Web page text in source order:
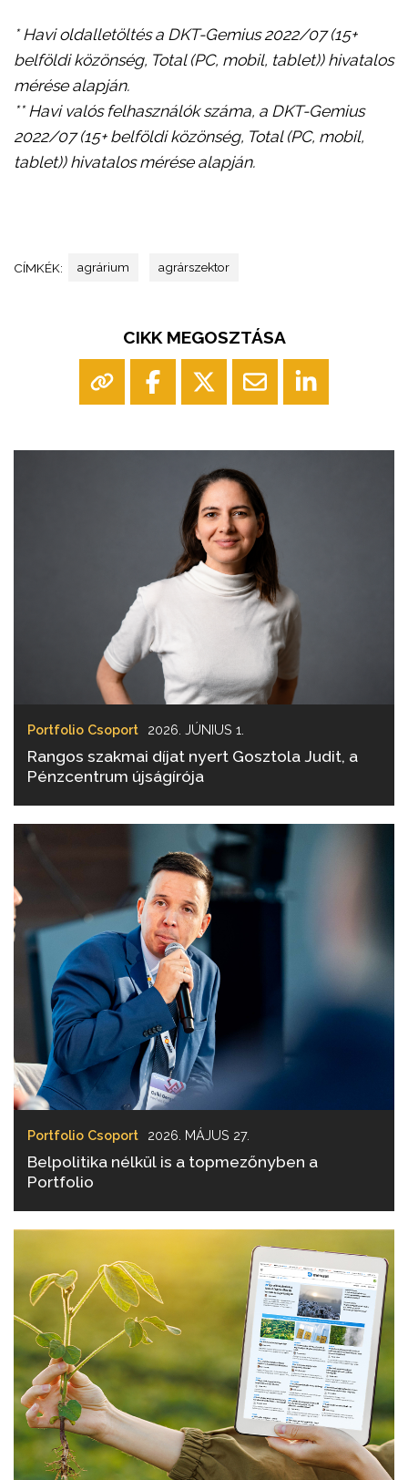
* Havi oldalletöltés a DKT-Gemius 2022/07 (15+
belföldi közönség, Total (PC, mobil, tablet)) hivatalos
mérése alapján.
** Havi valós felhasználók száma, a DKT-Gemius
2022/07 (15+ belföldi közönség, Total (PC, mobil,
tablet)) hivatalos mérése alapján.
CÍMKÉK: agrárium agrárszektor
CIKK MEGOSZTÁSA
Portfolio Csoport 2026. JÚNIUS 1.
Rangos szakmai díjat nyert Gosztola Judit, a
Pénzcentrum újságírója
Portfolio Csoport 2026. MÁJUS 27.
Belpolitika nélkül is a topmezőnyben a
Portfolio